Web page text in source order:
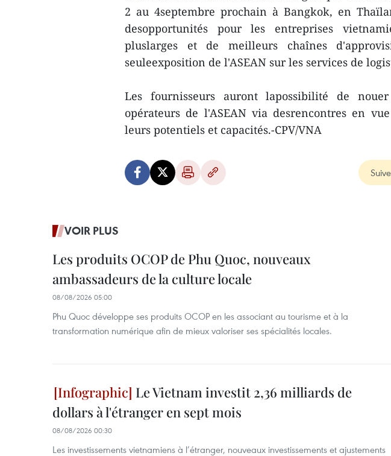
2 au 4septembre prochain à Bangkok, en
desopportunités pour les entreprises
pluslarges et de meilleurs chaînes
seuleexposition de l'ASEAN sur les services de
Les fournisseurs auront lapossibilité de
opérateurs de l'ASEAN via desrencontres en
leurs potentiels et capacités.-CPV/VNA
VOIR PLUS
Les produits OCOP de Phu Quoc, nouveaux
ambassadeurs de la culture locale
08/08/2026 05:00
Phu Quoc développe ses produits OCOP en les associant au tourisme et à la
transformation numérique afin de mieux valoriser ses spécialités locales.
Le Vietnam investit 2,36 milliards de
dollars à l'étranger en sept mois
08/08/2026 00:30
Les investissements vietnamiens à l’étranger, nouveaux investissements et ajustements